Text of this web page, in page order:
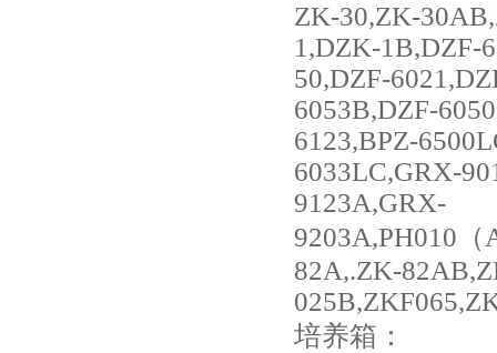
ZK-30,ZK-
1,DZK-1B,DZF-
50,DZF-
6053B,DZF-
6123,BPZ-
6033LC,GRX-
9123A,GRX-
9203A,PH010
82A,.ZK-
培养箱：